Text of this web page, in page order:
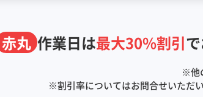
赤丸 作業日は最大30%割引
※他
※割引率についてはお問合せいただ